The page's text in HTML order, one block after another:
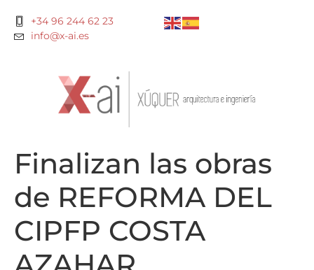
+34 96 244 62 23
info@x-ai.es
Finalizan las obras
de REFORMA DEL
CIPFP COSTA